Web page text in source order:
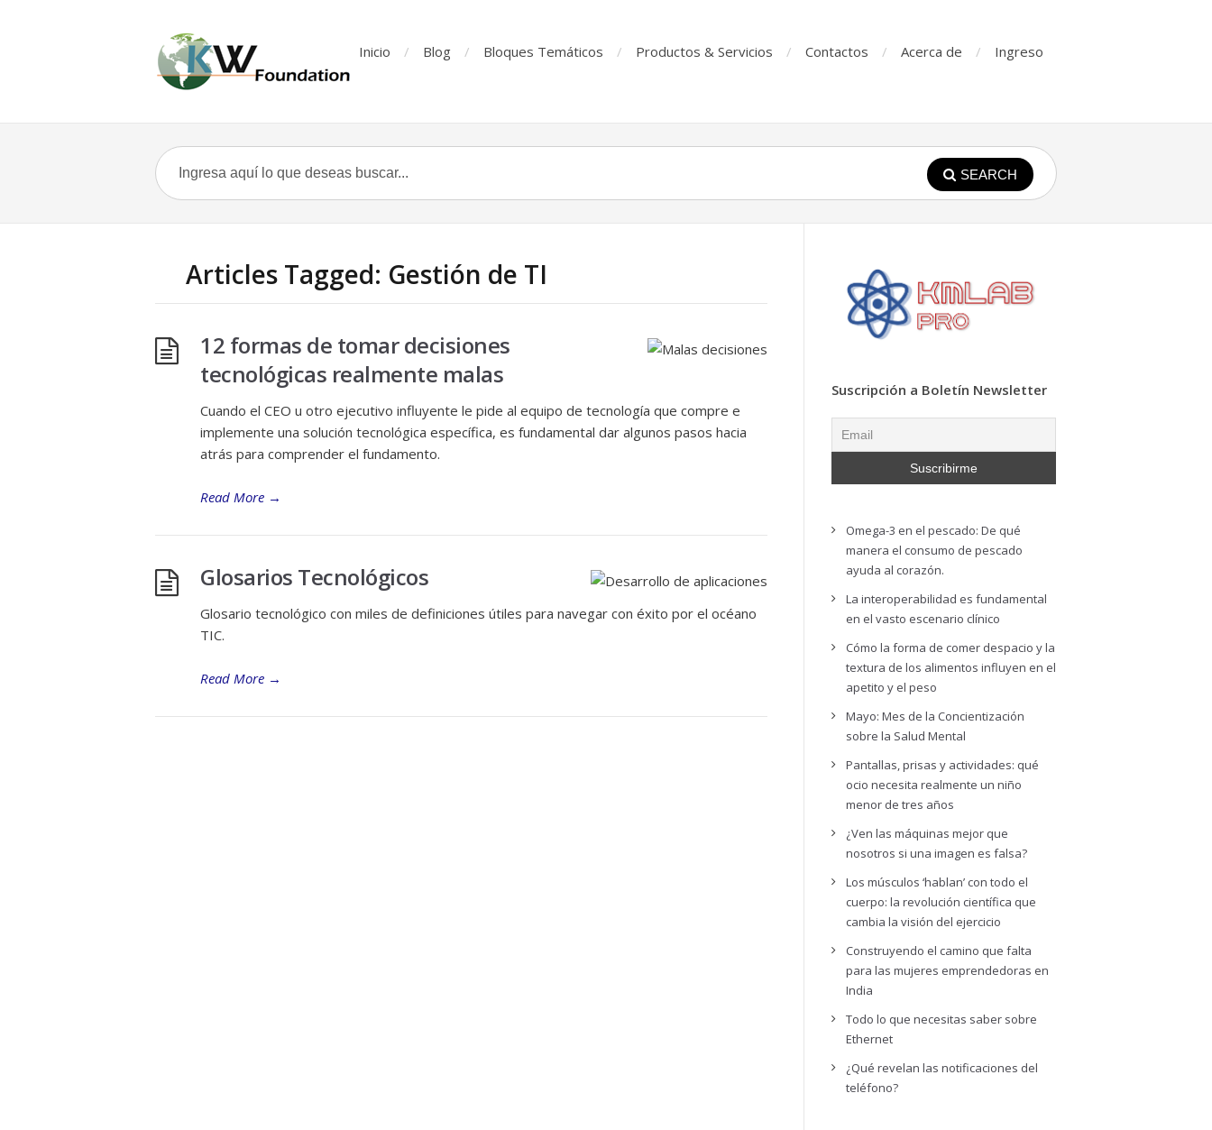
Inicio Blog Bloques Temáticos Productos & Servicios Contactos Acerca de Ingreso
SEARCH
Articles Tagged: Gestión de TI
12 formas de tomar decisiones
tecnológicas realmente malas
Cuando el CEO u otro ejecutivo influyente le pide al equipo de tecnología que compre e
implemente una solución tecnológica específica, es fundamental dar algunos pasos hacia
atrás para comprender el fundamento.
Read More →
Glosarios Tecnológicos
Glosario tecnológico con miles de definiciones útiles para navegar con éxito por el océano
TIC.
Read More →
Suscripción a Boletín Newsletter
Omega-3 en el pescado: De qué
manera el consumo de pescado
ayuda al corazón.
La interoperabilidad es fundamental
en el vasto escenario clínico
Cómo la forma de comer despacio y la
textura de los alimentos influyen en el
apetito y el peso
Mayo: Mes de la Concientización
sobre la Salud Mental
Pantallas, prisas y actividades: qué
ocio necesita realmente un niño
menor de tres años
¿Ven las máquinas mejor que
nosotros si una imagen es falsa?
Los músculos ‘hablan’ con todo el
cuerpo: la revolución científica que
cambia la visión del ejercicio
Construyendo el camino que falta
para las mujeres emprendedoras en
India
Todo lo que necesitas saber sobre
Ethernet
¿Qué revelan las notificaciones del
teléfono?